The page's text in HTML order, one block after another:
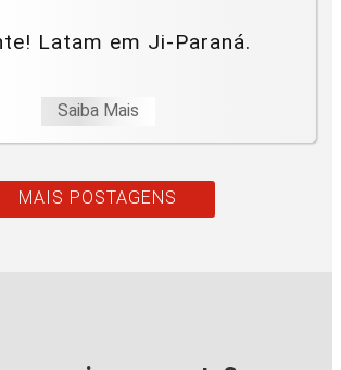
Latam em Ji-Paraná.
Saiba Mais
MAIS POSTAGENS